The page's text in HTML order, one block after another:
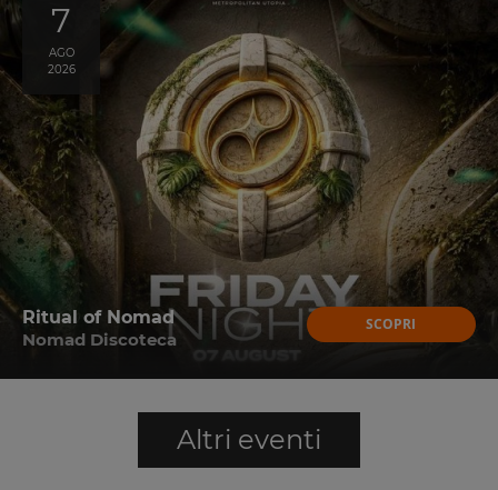
7
AGO
2026
Ritual of Nomad
Nomad Discoteca
SCOPRI
Altri eventi